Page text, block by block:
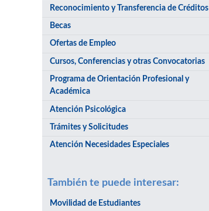
Reconocimiento y Transferencia de Créditos
Becas
Ofertas de Empleo
Cursos, Conferencias y otras Convocatorias
Programa de Orientación Profesional y
Académica
Atención Psicológica
Trámites y Solicitudes
Atención Necesidades Especiales
También te puede interesar:
Movilidad de Estudiantes